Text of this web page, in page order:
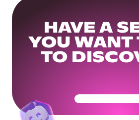
HAVE A
YOU WANT
TO
Get Your